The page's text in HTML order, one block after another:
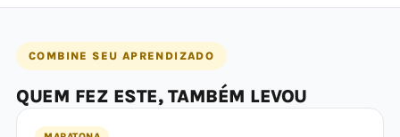
COMBINE SEU APRENDIZADO
QUEM FEZ ESTE, TAMBÉM LEVOU